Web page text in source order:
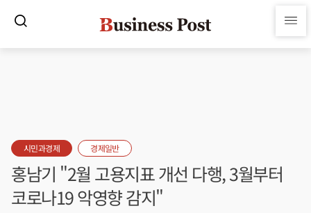
시민과경제 경제일반
홍남기 "2월 고용지표 개선 다행, 3월부터
코로나19 악영향 감지"